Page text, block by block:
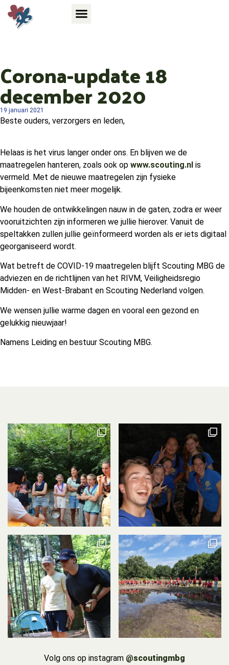
Corona-update 18
december 2020
19 januari 2021
Beste ouders, verzorgers en leden,
Helaas is het virus langer onder ons. En blijven we de
maatregelen hanteren, zoals ook op www.scouting.nl is
vermeld. Met de nieuwe maatregelen zijn fysieke
bijeenkomsten niet meer mogelijk.
We houden de ontwikkelingen nauw in de gaten, zodra er weer
vooruitzichten zijn informeren we jullie hierover. Vanuit de
speltakken zullen jullie geïnformeerd worden als er iets digitaal
georganiseerd wordt.
Wat betreft de COVID-19 maatregelen blijft Scouting MBG de
adviezen en de richtlijnen van het RIVM, Veiligheidsregio
Midden- en West-Brabant en Scouting Nederland volgen.
We wensen jullie warme dagen en vooral een gezond en
gelukkig nieuwjaar!
Namens Leiding en bestuur Scouting MBG.
Volg ons op instagram @scoutingmbg